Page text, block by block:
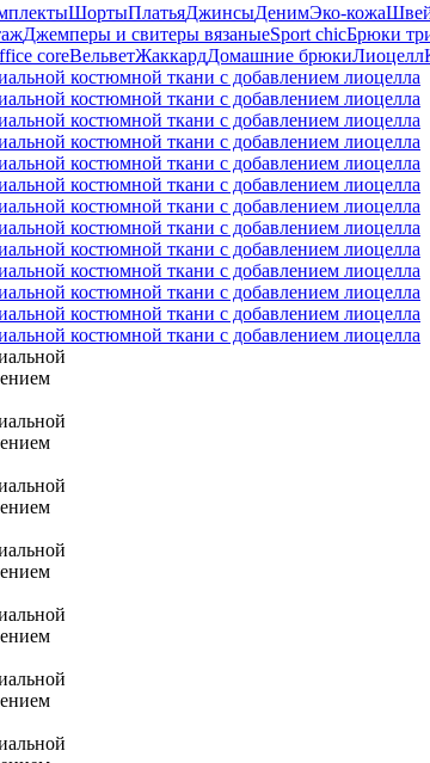
ШортыПлатьяДжинсыДенимЭко-кожа
Джемперы и свитеры вязаныеSport chicБрюки
coreВельветЖаккардДомашние брюкиЛиоцелл